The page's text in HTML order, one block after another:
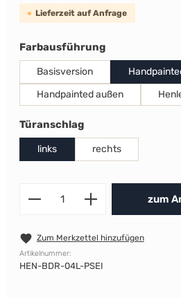
Lieferzeit auf Anfrage
Farbausführungauswählen
Basisversion
Handpainted außen
Türanschlagauswählen
links rechts
Produktzum
Zum Merkzettel hinzufügen
Artikelnummer:
HEN-BDR-04L-PSEI